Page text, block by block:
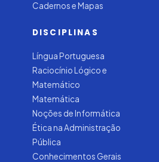
Cadernos e Mapas
DISCIPLINAS
Língua Portuguesa
Raciocínio Lógico e
Matemático
Matemática
Noções de Informática
Ética na Administração
Pública
Conhecimentos Gerais